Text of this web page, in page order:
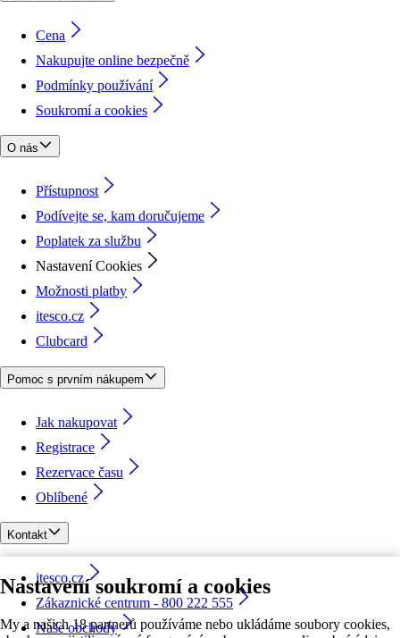
Nastavení soukromí a cookies
My a našich 18 partnerů používáme nebo ukládáme soubory cookies,
Cena
Nakupujte online bezpečně
Podmínky používání
Soukromí a cookies
O nás
Přístupnost
Podívejte se, kam doručujeme
Poplatek za službu
Nastavení Cookies
Možnosti platby
itesco.cz
Clubcard
Pomoc s prvním nákupem
Jak nakupovat
Registrace
Rezervace času
Oblíbené
Kontakt
itesco.cz
Zákaznické centrum - 800 222 555
Naše obchody